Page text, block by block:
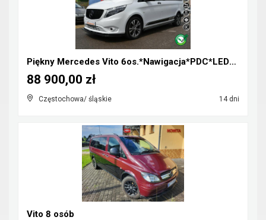
Piękny Mercedes Vito 6os.*Nawigacja*PDC*LED*Klimat...
Częstochowa/ śląskie 14 dni
88 900,00 zł
Vito 8 osób